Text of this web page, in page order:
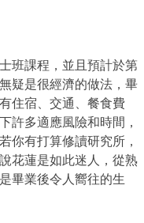
班課程，並且預計於第
疑是很經濟的做法，畢
住宿、交通、餐食費
許多適應風險和時間，
你有打算修讀研究所，
花蓮是如此迷人，從熟
畢業後令人嚮往的生